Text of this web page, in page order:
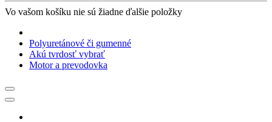
Vo vašom košíku nie sú žiadne ďalšie položky
Polyuretánové či gumenné
Akú tvrdosť vybrať
Motor a prevodovka